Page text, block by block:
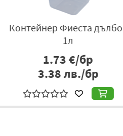
Контейнер Фиеста дълбок
1.73€/бр
3.38лв./бр